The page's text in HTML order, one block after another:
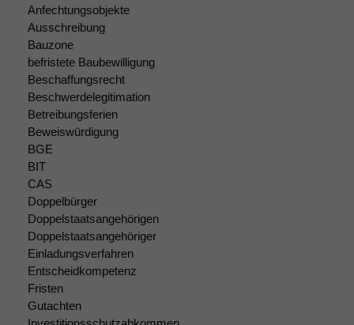
Anfechtungsobjekte
Ausschreibung
Bauzone
befristete Baubewilligung
Beschaffungsrecht
Beschwerdelegitimation
Betreibungsferien
Beweiswürdigung
BGE
BIT
CAS
Doppelbürger
Doppelstaatsangehörigen
Doppelstaatsangehöriger
Einladungsverfahren
Entscheidkompetenz
Fristen
Gutachten